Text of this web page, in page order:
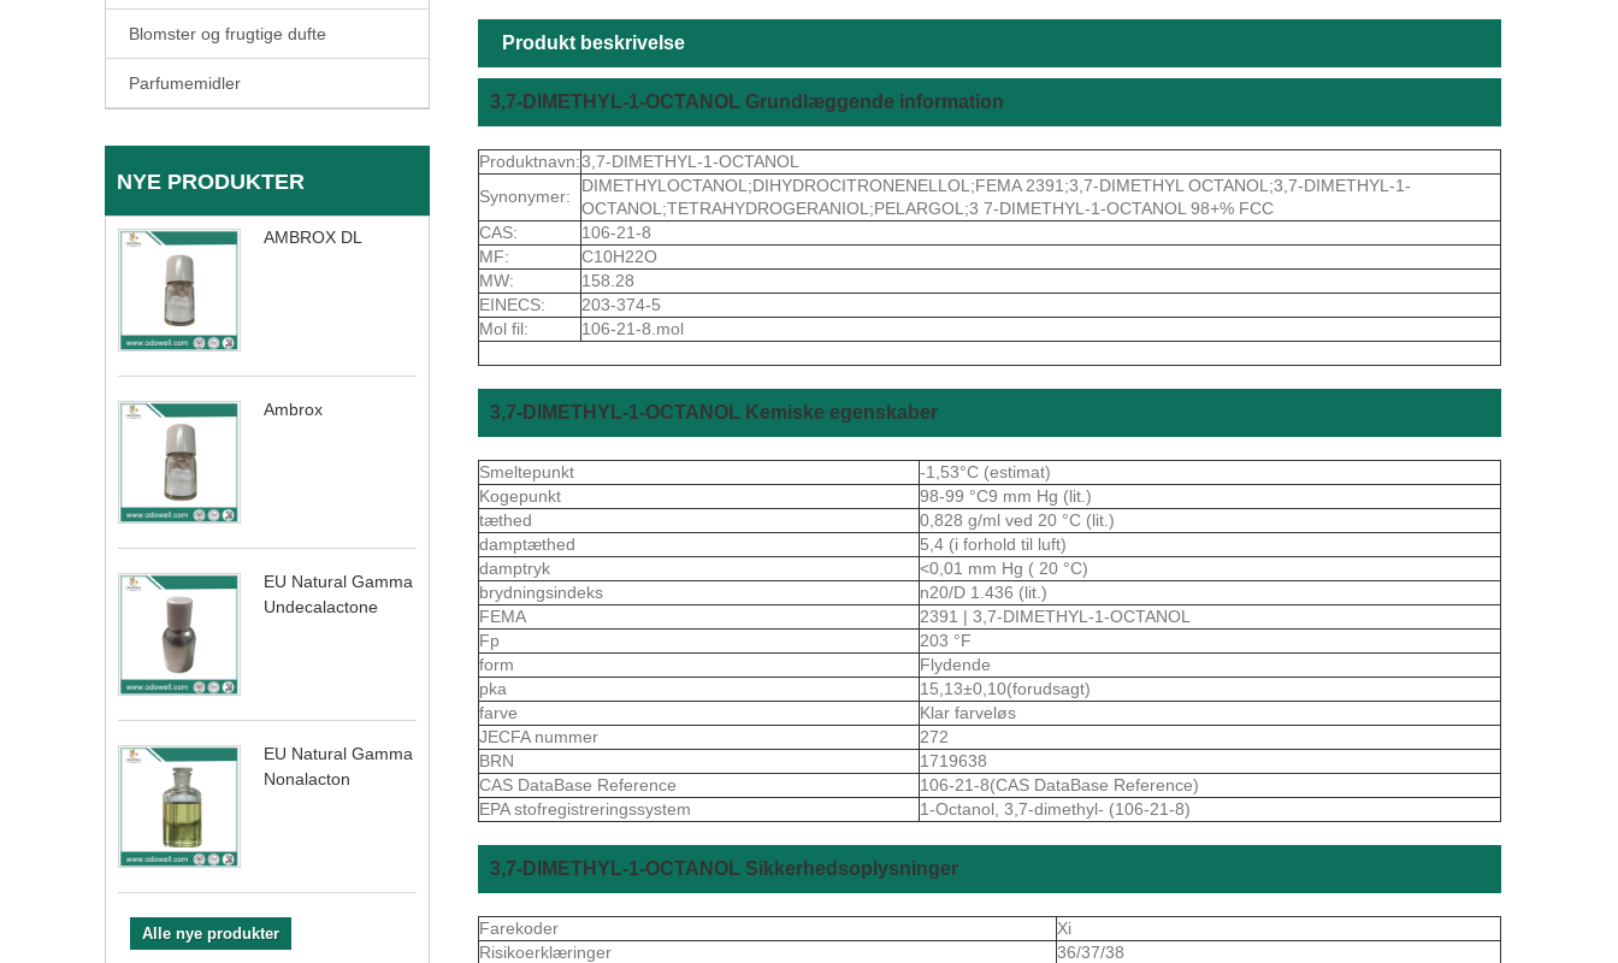
Blomster og frugtige dufte
Parfumemidler
NYE PRODUKTER
AMBROX DL
Ambrox
EU Natural Gamma
Undecalactone
EU Natural Gamma
Nonalacton
Alle nye produkter
Produkt beskrivelse
3,7-DIMETHYL-1-OCTANOL Grundlæggende information
Produktnavn:3,7-DIMETHYL-1-OCTANOL
Synonymer:
DIMETHYLOCTANOL;DIHYDROCITRONENELLOL;FEMA 2391;3,7-DIMETHYL OCTANOL;3,7-DIMETHYL-1-
OCTANOL;TETRAHYDROGERANIOL;PELARGOL;3 7-DIMETHYL-1-OCTANOL 98+% FCC
CAS:
106-21-8
MF:
C10H22O
MW:
158.28
EINECS:
203-374-5
Mol fil:
106-21-8.mol
3,7-DIMETHYL-1-OCTANOL Kemiske egenskaber
Smeltepunkt
-1,53°C (estimat)
Kogepunkt
98-99 °C9 mm Hg (lit.)
tæthed
0,828 g/ml ved 20 °C (lit.)
damptæthed
5,4 (i forhold til luft)
damptryk
<0,01 mm Hg ( 20 °C)
brydningsindeks
n20/D 1.436 (lit.)
FEMA
2391 | 3,7-DIMETHYL-1-OCTANOL
Fp
203 °F
form
Flydende
pka
15,13±0,10(forudsagt)
farve
Klar farveløs
JECFA nummer
272
BRN
1719638
CAS DataBase Reference
106-21-8(CAS DataBase Reference)
EPA stofregistreringssystem
1-Octanol, 3,7-dimethyl- (106-21-8)
3,7-DIMETHYL-1-OCTANOL Sikkerhedsoplysninger
Farekoder
Xi
Risikoerklæringer
36/37/38